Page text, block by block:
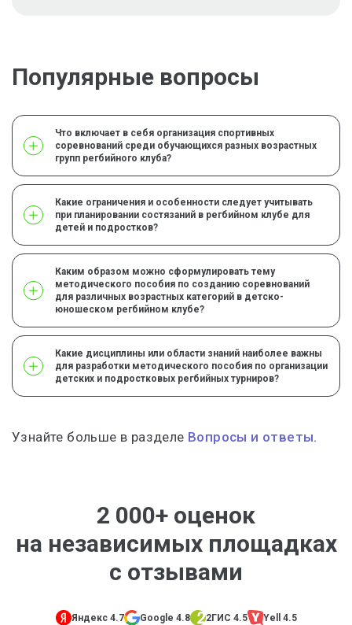
Популярные вопросы
Что включает в себя организация спортивных
соревнований среди обучающихся разных возрастных
групп регбийного клуба?
Какие ограничения и особенности следует учитывать
при планировании состязаний в регбийном клубе для
детей и подростков?
Каким образом можно сформулировать тему
методического пособия по созданию соревнований
для различных возрастных категорий в детско-
юношеском регбийном клубе?
Какие дисциплины или области знаний наиболее важны
для разработки методического пособия по организации
детских и подростковых регбийных турниров?
Узнайте больше в разделе Вопросы и ответы.
2 000+ оценок
на независимых площадках
с отзывами
Яндекс 4.7 Google 4.8 2ГИС 4.5 Yell 4.5